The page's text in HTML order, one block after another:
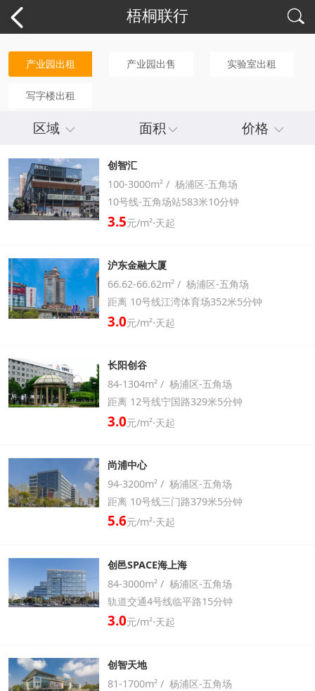
梧桐联行
产业园出租 产业园出售 实验室出租
写字楼出租
区域 面积 价格
创智汇
100-3000m² / 杨浦区-五角场
10号线-五角场站583米10分钟
3.5元/m²⋅天起
沪东金融大厦
66.62-66.62m² / 杨浦区-五角场
距离 10号线江湾体育场352米5分钟
3.0元/m²⋅天起
长阳创谷
84-1304m² / 杨浦区-五角场
距离 12号线宁国路329米5分钟
3.0元/m²⋅天起
尚浦中心
94-3200m² / 杨浦区-五角场
距离 10号线三门路379米5分钟
5.6元/m²⋅天起
创邑SPACE海上海
84-3000m² / 杨浦区-五角场
轨道交通4号线临平路15分钟
3.0元/m²⋅天起
创智天地
81-1700m² / 杨浦区-五角场